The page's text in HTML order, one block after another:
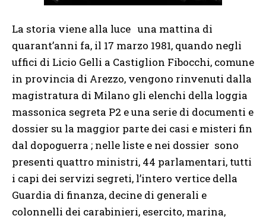
La storia viene alla luce una mattina di
quarant’anni fa, il 17 marzo 1981, quando negli
uffici di Licio Gelli a Castiglion Fibocchi, comune
in provincia di Arezzo, vengono rinvenuti dalla
magistratura di Milano gli elenchi della loggia
massonica segreta P2 e una serie di documenti e
dossier su la maggior parte dei casi e misteri fin
dal dopoguerra ; nelle liste e nei dossier sono
presenti quattro ministri, 44 parlamentari, tutti
i capi dei servizi segreti, l’intero vertice della
Guardia di finanza, decine di generali e
colonnelli dei carabinieri, esercito, marina,